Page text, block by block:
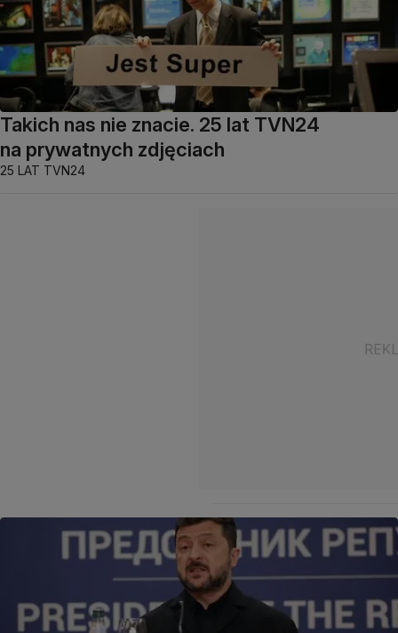
Takich nas nie znacie. 25 lat TVN24
na prywatnych zdjęciach
25 LAT TVN24